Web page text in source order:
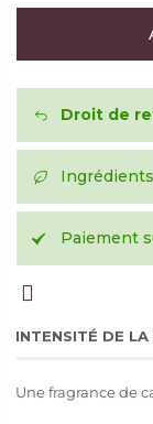
Droit de
Paiement
INTENSITÉ DE LA
Une fragrance de